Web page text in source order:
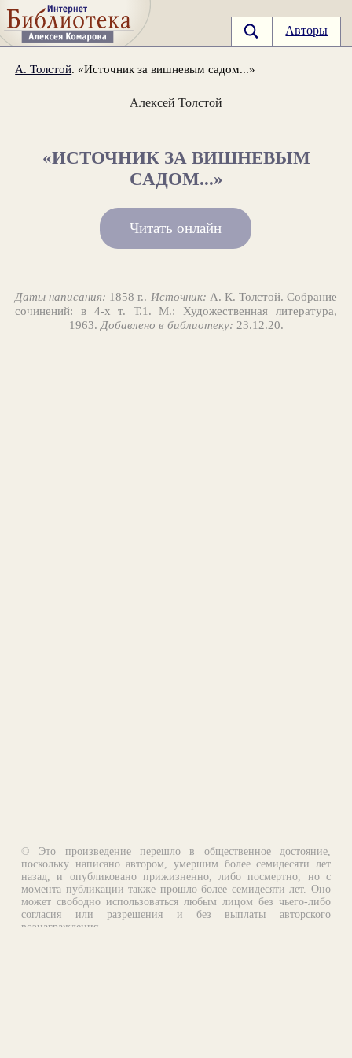
Авторы
А. Толстой. «Источник за вишневым садом...»
Алексей Толстой
«ИСТОЧНИК ЗА ВИШНЕВЫМ
САДОМ...»
Читать онлайн
Даты написания: 1858 г.. Источник: А. К. Толстой. Собрание
сочинений: в 4-х т. Т.1. М.: Художественная литература,
1963.Добавлено в библиотеку: 23.12.20.
© Это произведение перешло в общественное достояние,
поскольку написано автором, умершим более семидесяти лет
назад, и опубликовано прижизненно, либо посмертно, но с
момента публикации также прошло более семидесяти лет. Оно
может свободно использоваться любым лицом без чьего-либо
согласия или разрешения и без выплаты авторского
вознаграждения.